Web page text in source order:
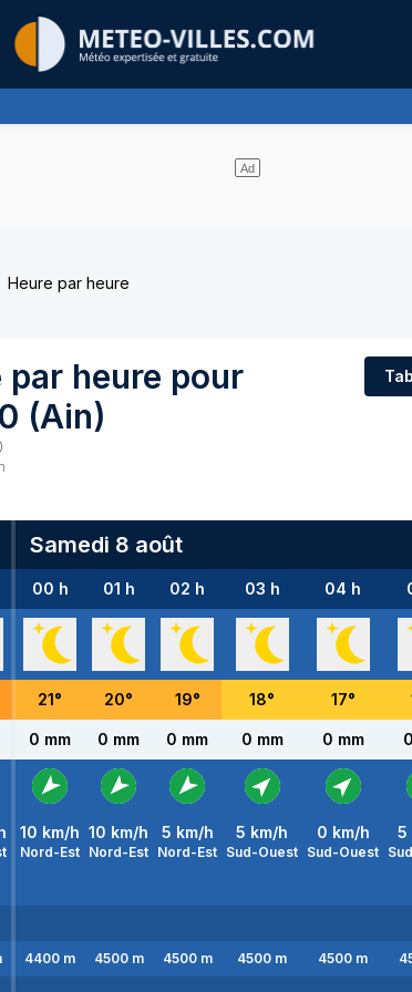
Heure par heure
heure pour
(Ain)
Samedi 8 août
00 h 01 h 02 h 03 h 04 h
21° 20° 19° 18° 17°
0 mm 0 mm 0 mm 0 mm 0 mm
10 km/h
Nord-Est
10 km/h
Nord-Est
5 km/h
Nord-Est
5 km/h
Sud-Ouest
0 km/h
Sud-Ouest
5
4400 m 4500m 4500m 4500 m 4500 m